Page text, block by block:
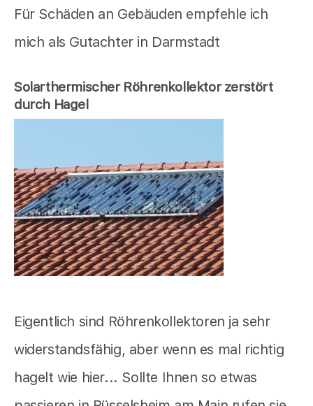
Für Schäden an Gebäuden empfehle ich
mich als Gutachter in Darmstadt
Solarthermischer Röhrenkollektor zerstört
durch Hagel
Eigentlich sind Röhrenkollektoren ja sehr
widerstandsfähig, aber wenn es mal richtig
hagelt wie hier... Sollte Ihnen so etwas